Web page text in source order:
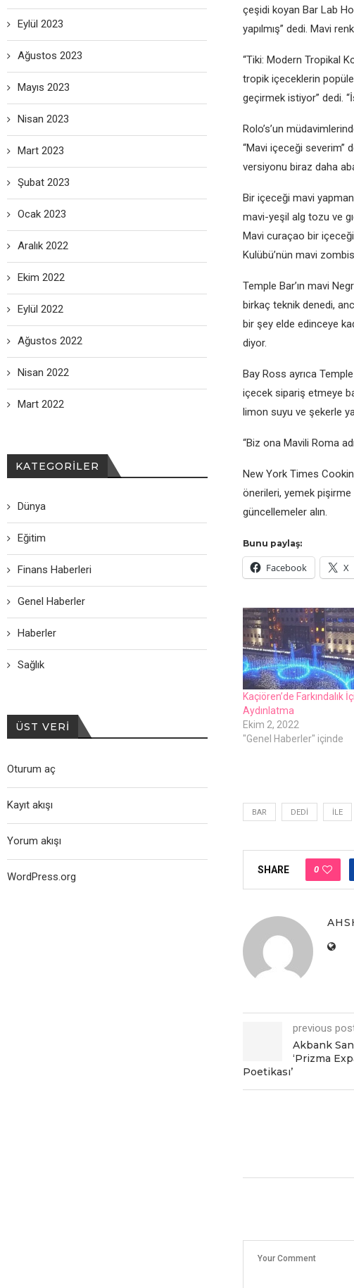
çeşidi koyan Bar Lab
yapılmış” dedi. Mavi
“Tiki: Modern Tropikal
tropik içeceklerin
geçirmek istiyor” dedi.
Rolo’s’un
“Mavi içeceği severim”
versiyonu biraz daha
Bir içeceği mavi
mavi-yeşil alg tozu ve
Mavi curaçao bir
Kulübü’nün mavi
Temple Bar’ın mavi
birkaç teknik denedi,
bir şey elde edinceye
diyor.
Bay Ross ayrıca
içecek sipariş etmeye
limon suyu ve şekerle
“Biz ona Mavili Roma
New York Times
önerileri, yemek pişirme
güncellemeler alın.
Bunu paylaş:
Facebook X
Kaçiören’de Farkındalık
Aydınlatma
Ekim 2, 2022
"Genel Haberler" içinde
BAR DEDI İLE
SHARE 0
previous
Akbank
‘Prizma
Poetikası’
Eylül 2023
Ağustos 2023
Mayıs 2023
Nisan 2023
Mart 2023
Şubat 2023
Ocak 2023
Aralık 2022
Ekim 2022
Eylül 2022
Ağustos 2022
Nisan 2022
Mart 2022
KATEGORILER
Dünya
Eğitim
Finans Haberleri
Genel Haberler
Haberler
Sağlık
ÜST VERI
Oturum aç
Kayıt akışı
Yorum akışı
WordPress.org